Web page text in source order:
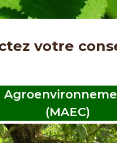
votre
(MAEC)